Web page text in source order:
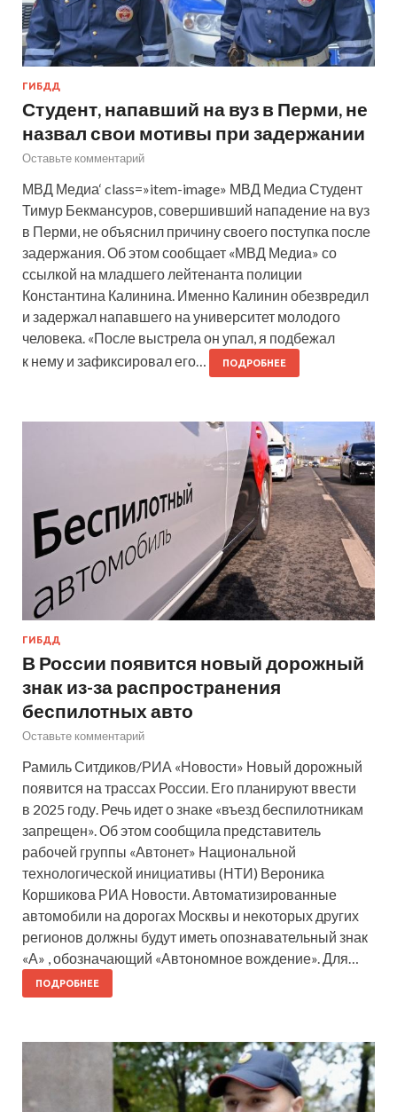
ГИБДД
Студент, напавший на вуз в Перми, не
назвал свои мотивы при задержании
Оставьте комментарий
МВД Медиа‘ class=»item-image» МВД Медиа Студент
Тимур Бекмансуров, совершивший нападение на вуз
в Перми, не объяснил причину своего поступка после
задержания. Об этом сообщает «МВД Медиа» со
ссылкой на младшего лейтенанта полиции
Константина Калинина. Именно Калинин обезвредил
и задержал напавшего на университет молодого
человека. «После выстрела он упал, я подбежал
к нему и зафиксировал его…
ПОДРОБНЕЕ
ГИБДД
В России появится новый дорожный
знак из-за распространения
беспилотных авто
Оставьте комментарий
Рамиль Ситдиков/РИА «Новости» Новый дорожный
появится на трассах России. Его планируют ввести
в 2025 году. Речь идет о знаке «въезд беспилотникам
запрещен». Об этом сообщила представитель
рабочей группы «Автонет» Национальной
технологической инициативы (НТИ) Вероника
Коршикова РИА Новости. Автоматизированные
автомобили на дорогах Москвы и некоторых других
регионов должны будут иметь опознавательный знак
«А» , обозначающий «Автономное вождение». Для…
ПОДРОБНЕЕ